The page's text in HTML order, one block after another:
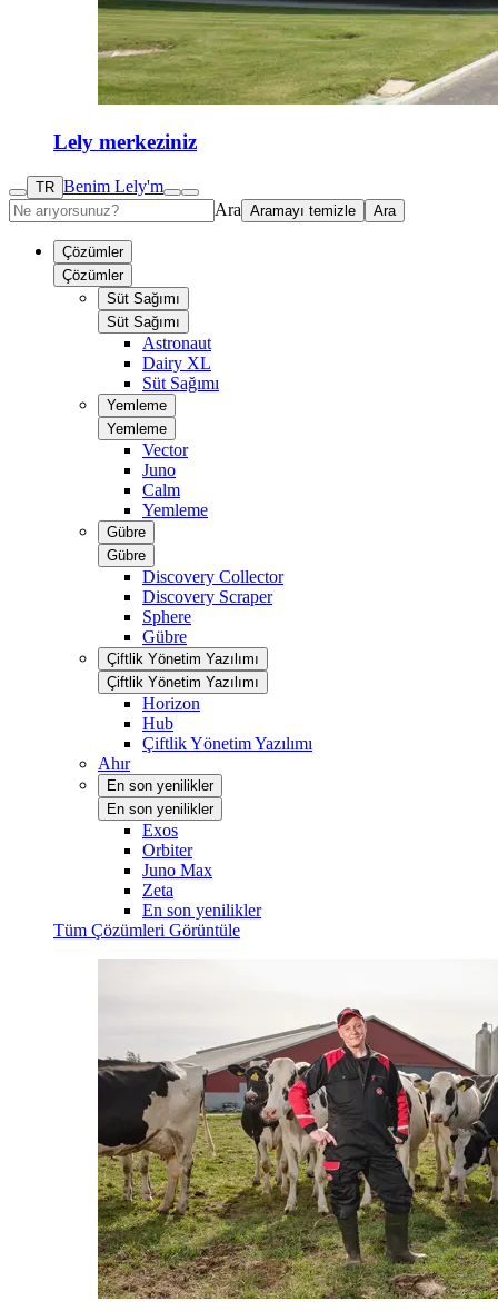
Lely merkeziniz
TR Benim Lely'm
Ara Aramayı temizle Ara
Çözümler
Çözümler
Süt Sağımı
Süt Sağımı
Astronaut
Dairy XL
Süt Sağımı
Yemleme
Yemleme
Vector
Juno
Calm
Yemleme
Gübre
Gübre
Discovery Collector
Discovery Scraper
Sphere
Gübre
Çiftlik Yönetim Yazılımı
Çiftlik Yönetim Yazılımı
Horizon
Hub
Çiftlik Yönetim Yazılımı
Ahır
En son yenilikler
En son yenilikler
Exos
Orbiter
Juno Max
Zeta
En son yenilikler
Tüm Çözümleri Görüntüle